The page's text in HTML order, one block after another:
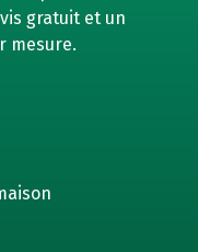
gratuit et un
mesure.